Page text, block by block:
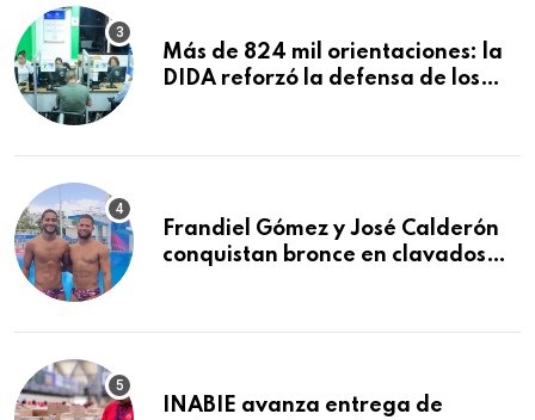
Más de 824 mil orientaciones: la
DIDA reforzó la defensa de los
Frandiel Gómez y José Calderón
conquistan bronce en clavados
INABIE avanza entrega de